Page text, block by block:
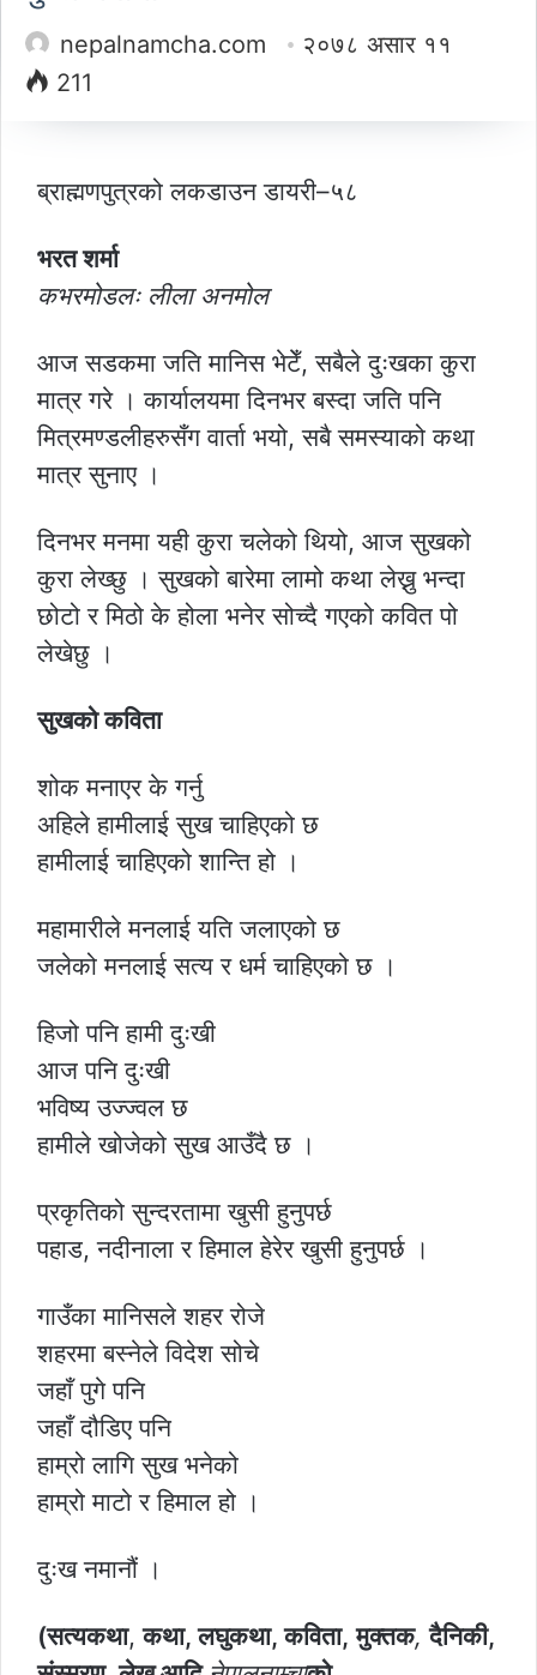
nepalnamcha.com
२०७८ असार ११
211
ब्राह्मणपुत्रको लकडाउन डायरी–५८
भरत शर्मा
कभरमोडलः लीला अनमोल
आज सडकमा जति मानिस भेटेँ, सबैले दुःखका कुरा
मात्र गरे । कार्यालयमा दिनभर बस्दा जति पनि
मित्रमण्डलीहरुसँग वार्ता भयो, सबै समस्याको कथा
मात्र सुनाए ।
दिनभर मनमा यही कुरा चलेको थियो, आज सुखको
कुरा लेख्छु । सुखको बारेमा लामो कथा लेख्नु भन्दा
छोटो र मिठो के होला भनेर सोच्दै गएको कवित पो
लेखेछु ।
सुखको कविता
शोक मनाएर के गर्नु
अहिले हामीलाई सुख चाहिएको छ
हामीलाई चाहिएको शान्ति हो ।
महामारीले मनलाई यति जलाएको छ
जलेको मनलाई सत्य र धर्म चाहिएको छ ।
हिजो पनि हामी दुःखी
आज पनि दुःखी
भविष्य उज्ज्वल छ
हामीले खोजेको सुख आउँदै छ ।
प्रकृतिको सुन्दरतामा खुसी हुनुपर्छ
पहाड, नदीनाला र हिमाल हेरेर खुसी हुनुपर्छ ।
गाउँका मानिसले शहर रोजे
शहरमा बस्नेले विदेश सोचे
जहाँ पुगे पनि
जहाँ दौडिए पनि
हाम्रो लागि सुख भनेको
हाम्रो माटो र हिमाल हो ।
दुःख नमानौं ।
(सत्यकथा,कथा, लघुकथा, कविता, मुक्तक,दैनिकी,